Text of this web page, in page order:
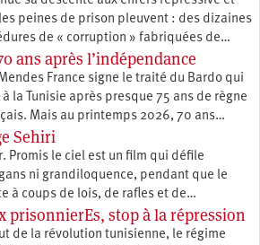
peines de prison pleuvent : des dizaines
de « corruption » fabriquées de…
ans après l’indépendance
France signe le traité du Bardo qui
la Tunisie après presque 75 ans de règne
Mais au printemps 2026, 70 ans…
Sehiri
Promis le ciel est un film qui défile
ni grandiloquence, pendant que le
à coups de lois, de rafles et de…
prisonnierEs, stop à la répression
de la révolution tunisienne, le régime